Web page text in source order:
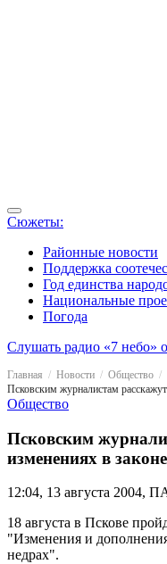
Сюжеты:
Районные новости
Поддержка
Год единства
Национальные
Погода
Слушать радио «7 небо»
Главная Новости
Общество
Общество
Псковским
изменениях в
12:04, 13 августа 2004,
18 августа в Пскове
"Изменения и
недрах".